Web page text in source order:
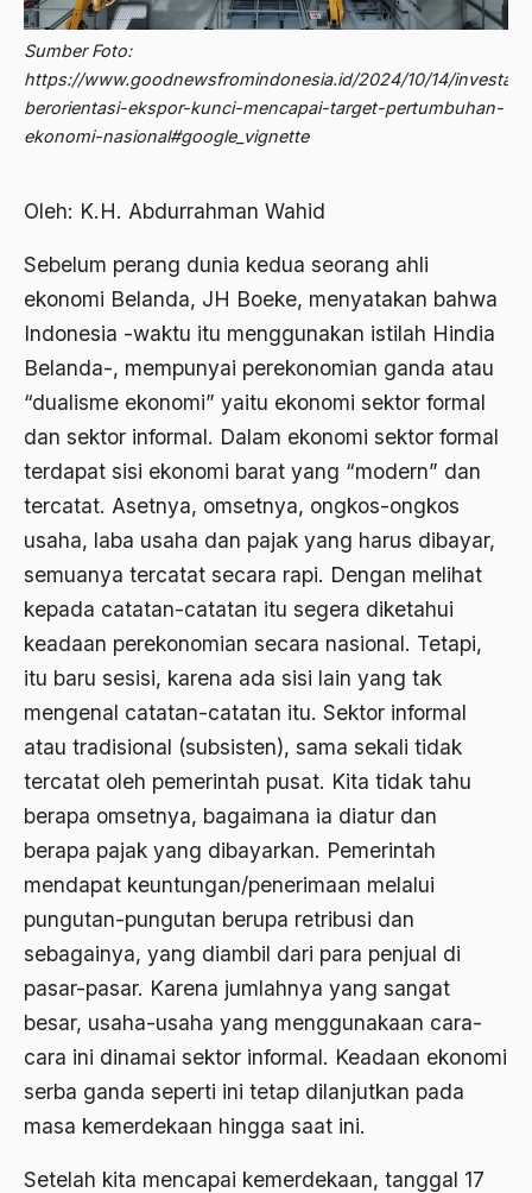
Sumber Foto:
https://www.goodnewsfromindonesia.id/2024/10/14/investasi-
berorientasi-ekspor-kunci-mencapai-target-pertumbuhan-
ekonomi-nasional#google_vignette
Oleh: K.H. Abdurrahman Wahid
Sebelum perang dunia kedua seorang ahli
ekonomi Belanda, JH Boeke, menyatakan bahwa
Indonesia -waktu itu menggunakan istilah Hindia
Belanda-, mempunyai perekonomian ganda atau
“dualisme ekonomi” yaitu ekonomi sektor formal
dan sektor informal. Dalam ekonomi sektor formal
terdapat sisi ekonomi barat yang “modern” dan
tercatat. Asetnya, omsetnya, ongkos-ongkos
usaha, laba usaha dan pajak yang harus dibayar,
semuanya tercatat secara rapi. Dengan melihat
kepada catatan-catatan itu segera diketahui
keadaan perekonomian secara nasional. Tetapi,
itu baru sesisi, karena ada sisi lain yang tak
mengenal catatan-catatan itu. Sektor informal
atau tradisional (subsisten), sama sekali tidak
tercatat oleh pemerintah pusat. Kita tidak tahu
berapa omsetnya, bagaimana ia diatur dan
berapa pajak yang dibayarkan. Pemerintah
mendapat keuntungan/penerimaan melalui
pungutan-pungutan berupa retribusi dan
sebagainya, yang diambil dari para penjual di
pasar-pasar. Karena jumlahnya yang sangat
besar, usaha-usaha yang menggunakaan cara-
cara ini dinamai sektor informal. Keadaan ekonomi
serba ganda seperti ini tetap dilanjutkan pada
masa kemerdekaan hingga saat ini.
Setelah kita mencapai kemerdekaan, tanggal 17
2011
2010
2009
2007
2006
2004
2003
2002
2000
1999
1997
1996
1994
1993
1991
1990
1989
1988
1987
1986
Abdi Masyarakat
abdul wahid hasyim
Abdullah Badawi
Abdullah Sungkar
abdurrahman wahid
Abolisi
Aboulhasan Bani Sadr
abri
Abu Bakar Ba’asyir
Abu Hanifah
abu jihad
Abu Sangkan
Abu Zayd
Aceh
Ad-daulah
Adagium
Adaptif Islam
Adat dan Syari'at
Adat Ngada
Adat Pra-Islam
Adat Siri
Adi Sasono
Adil dan Makmur